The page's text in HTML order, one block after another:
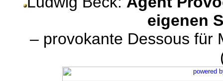
eigenen
– provokante Dessous für